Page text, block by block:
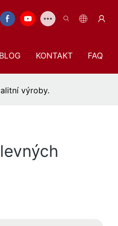
BLOG KONTAKT FAQ
výroby.